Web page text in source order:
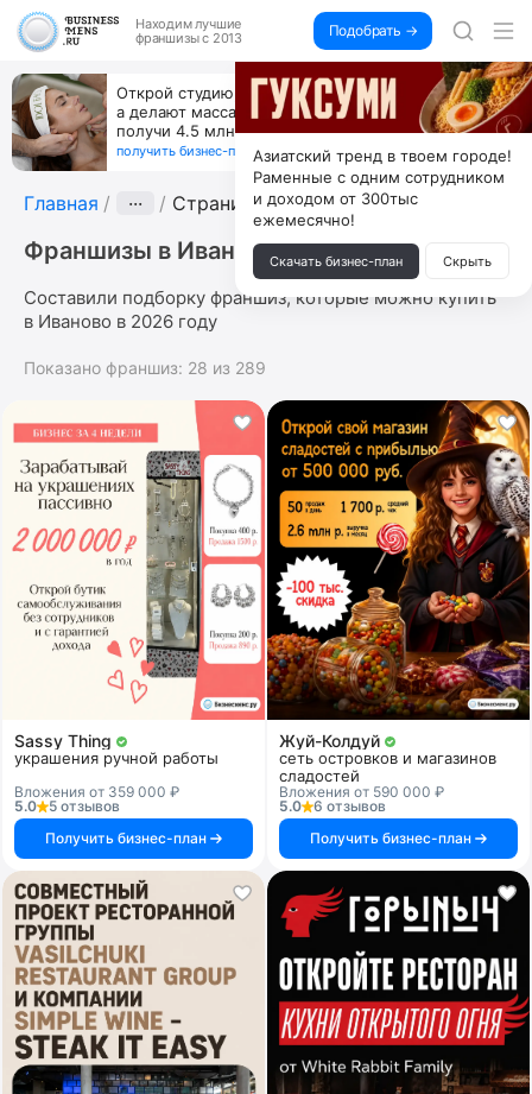
Находим лучшие
франшизы с 2013
Подобрать →
Открой студию, где не колют и не режут,
а делают массаж лица руками и в первый же год
получи 4.5 млн
получить бизнес-план ↓
Главная ··· Страница 10
Франшизы в Иваново
Составили подборку франшиз, которые можно купить
в Иваново в 2026 году
Показано франшиз: 28 из 289
Sassy Thing
украшения ручной работы
Вложения от 359 000 ₽
5.0
5 отзывов
Получить бизнес-план
Жуй-Колдуй
сеть островков и магазинов
сладостей
Вложения от 590 000 ₽
5.0
6 отзывов
Получить бизнес-план
Азиатский тренд в твоем городе!
Раменные с одним сотрудником
и доходом от 300тыс
ежемесячно!
Скачать бизнес-план Скрыть